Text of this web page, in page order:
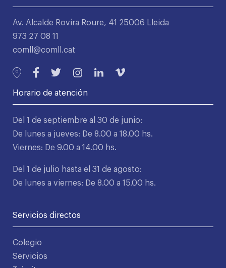
Av. Alcalde Rovira Roure, 41 25006 Lleida
973 27 08 11
comll@comll.cat
Horario de atención
Del 1 de septiembre al 30 de junio:
De lunes a jueves: De 8.00 a 18.00 hs.
Viernes: De 9.00 a 14.00 hs.
Del 1 de julio hasta el 31 de agosto:
De lunes a viernes: De 8.00 a 15.00 hs.
Servicios directos
Colegio
Servicios